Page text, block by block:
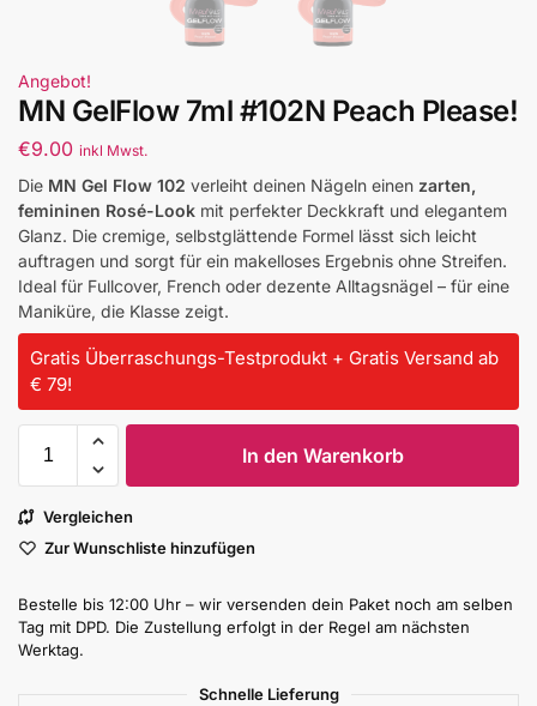
Angebot!
MN GelFlow 7ml #102N Peach Please!
€9.00 inkl Mwst.
Die MN Gel Flow 102 verleiht deinen Nägeln einen zarten,
femininen Rosé-Look mit perfekter Deckkraft und elegantem
Glanz. Die cremige, selbstglättende Formel lässt sich leicht
auftragen und sorgt für ein makelloses Ergebnis ohne Streifen.
Ideal für Fullcover, French oder dezente Alltagsnägel – für eine
Maniküre, die Klasse zeigt.
Gratis Überraschungs-Testprodukt + Gratis Versand ab
€ 79!
In den Warenkorb
Vergleichen
Zur Wunschliste hinzufügen
Bestelle bis 12:00 Uhr – wir versenden dein Paket noch am selben
Tag mit DPD. Die Zustellung erfolgt in der Regel am nächsten
Werktag.
Schnelle Lieferung